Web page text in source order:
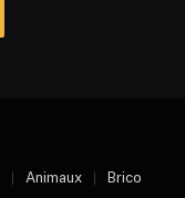
Animaux
Brico